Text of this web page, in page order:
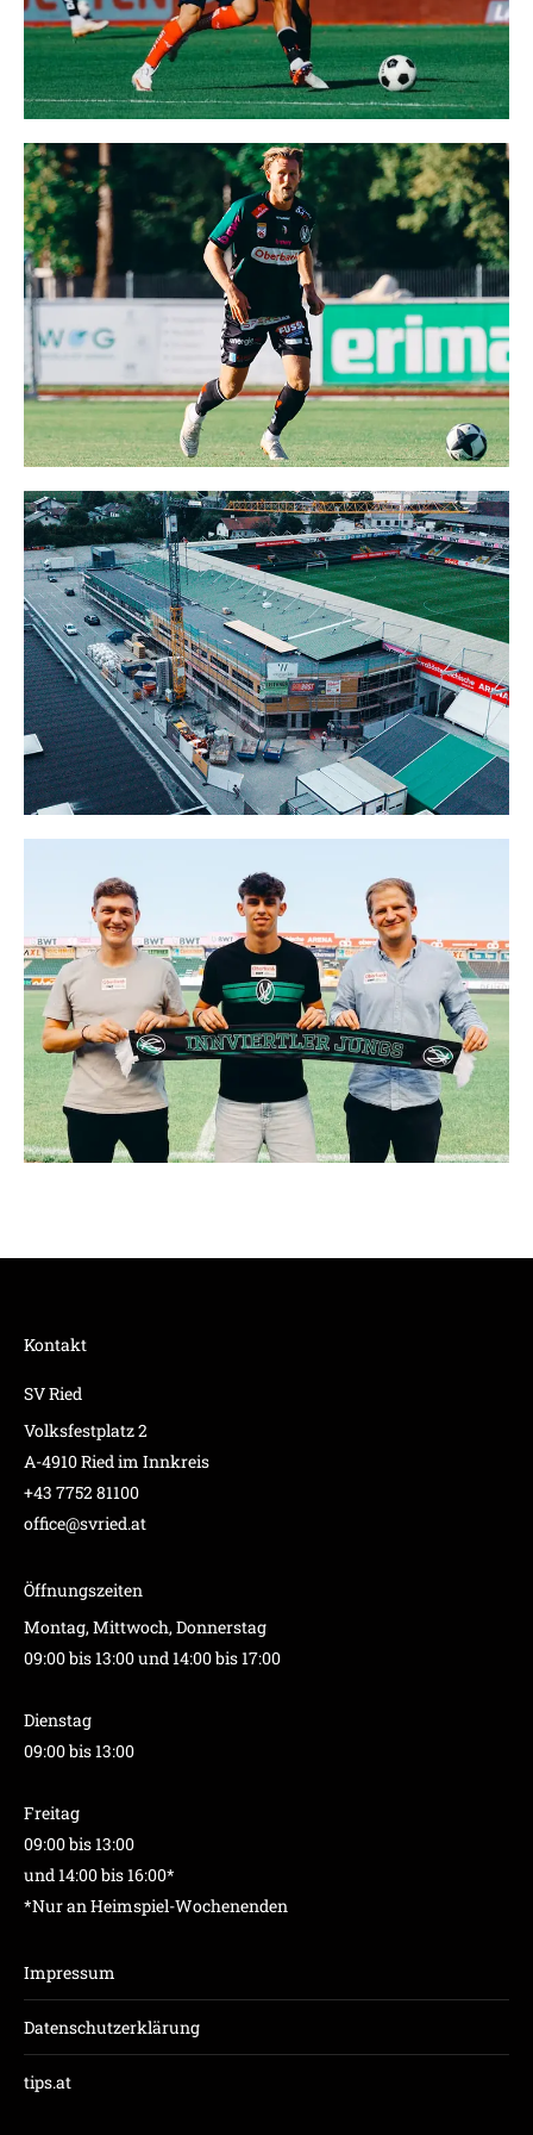
Kontakt
SV Ried
Volksfestplatz 2
A-4910 Ried im Innkreis
+43 7752 81100
office@svried.at
Öffnungszeiten
Montag, Mittwoch, Donnerstag
09:00 bis 13:00 und 14:00 bis 17:00
Dienstag
09:00 bis 13:00
Freitag
09:00 bis 13:00
und 14:00 bis 16:00*
*Nur an Heimspiel-Wochenenden
Impressum
Datenschutzerklärung
tips.at